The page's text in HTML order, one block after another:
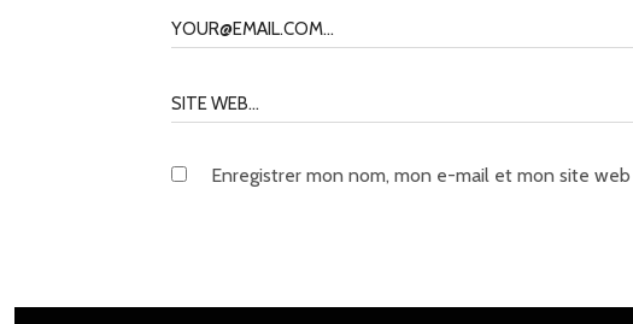
Enregistrer mon nom, mon e-mail et mon site